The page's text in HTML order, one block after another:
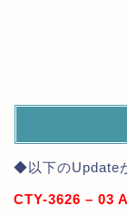
◆以下のUpdate
CTY-3626 – 03